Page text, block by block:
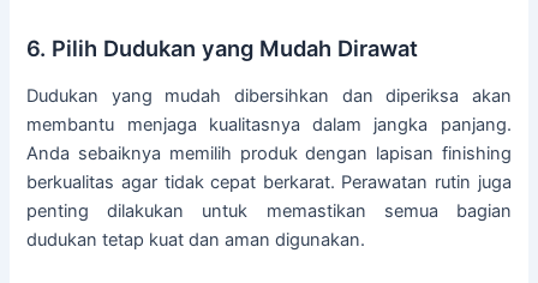
6. Pilih Dudukan yang Mudah Dirawat
Dudukan yang mudah dibersihkan dan diperiksa akan
membantu menjaga kualitasnya dalam jangka panjang.
Anda sebaiknya memilih produk dengan lapisan finishing
berkualitas agar tidak cepat berkarat. Perawatan rutin juga
penting dilakukan untuk memastikan semua bagian
dudukan tetap kuat dan aman digunakan.